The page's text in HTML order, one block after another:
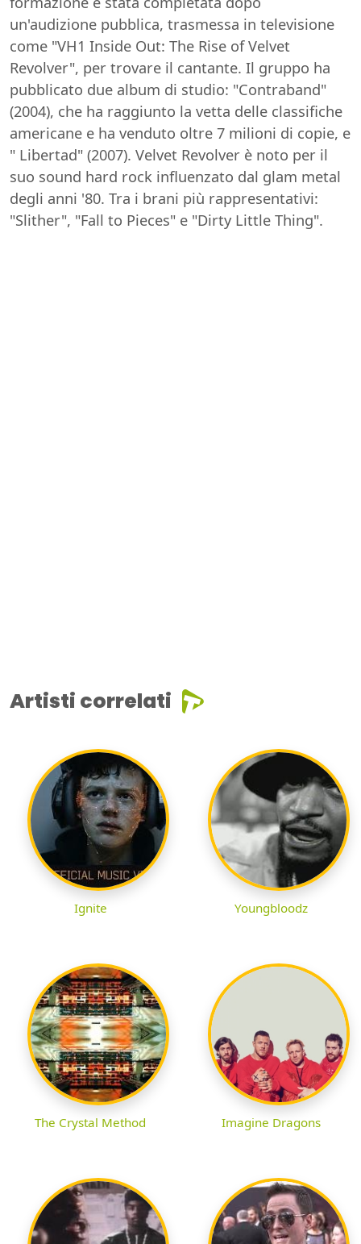
un'audizione pubblica, trasmessa in televisione
come "VH1 Inside Out: The Rise of Velvet
Revolver", per trovare il cantante. Il gruppo ha
pubblicato due album di studio: "Contraband"
(2004), che ha raggiunto la vetta delle classifiche
americane e ha venduto oltre 7 milioni di copie, e
" Libertad" (2007). Velvet Revolver è noto per il
suo sound hard rock influenzato dal glam metal
degli anni '80. Tra i brani più rappresentativi:
"Slither", "Fall to Pieces" e "Dirty Little Thing".
Artisti correlati
Ignite Youngbloodz
The Crystal Method Imagine Dragons